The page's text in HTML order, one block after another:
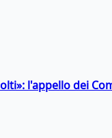
l'appello dei